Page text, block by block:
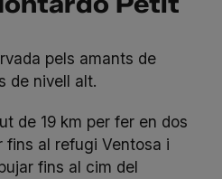
pels amants de
de nivell alt.
de 19 km per fer en dos
fins al refugi Ventosa i
fins al cim del